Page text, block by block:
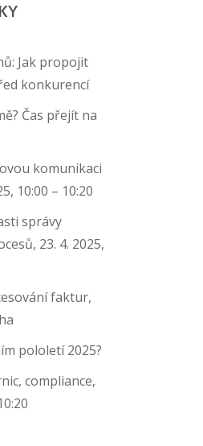
Jak propojit
konkurencí
Čas přejít na
komunikaci
10:00 – 10:20
správy
23. 4. 2025,
faktur,
pololetí 2025?
compliance,